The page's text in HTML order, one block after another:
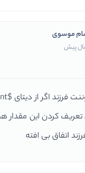
($value
-
}
موسوی
کردن این مقدار
اتفاق بی افته